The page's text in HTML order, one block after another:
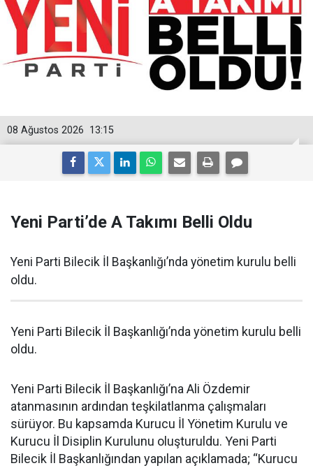
13:15
08 Ağustos 2026
Yeni Parti’de A Takımı Belli Oldu
Yeni Parti Bilecik İl Başkanlığı’nda yönetim kurulu belli
oldu.
Yeni Parti Bilecik İl Başkanlığı’nda yönetim kurulu belli
oldu.
Yeni Parti Bilecik İl Başkanlığı’na Ali Özdemir
atanmasının ardından teşkilatlanma çalışmaları
sürüyor. Bu kapsamda Kurucu İl Yönetim Kurulu ve
Kurucu İl Disiplin Kurulunu oluşturuldu. Yeni Parti
Bilecik İl Başkanlığından yapılan açıklamada; “Kurucu